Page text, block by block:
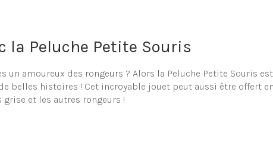
la Peluche Petite Souris
un amoureux des rongeurs ? Alors la Peluche Petite Souris
belles histoires ! Cet incroyable jouet peut aussi être offert
et les autres rongeurs !
en peluche